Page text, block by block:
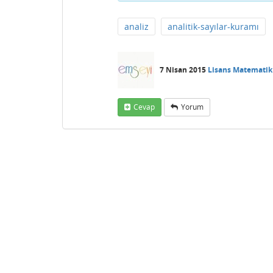
analiz analitik-sayılar-kuramı
7 Nisan 2015 Lisans Matematik
Cevap Yorum